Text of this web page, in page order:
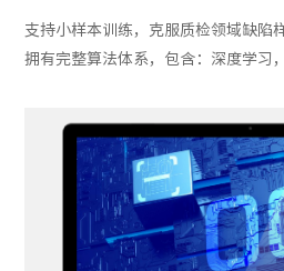
支持小样本训练，克服质检领域缺陷
拥有完整算法体系，包含：深度学习
及部署，尊重客户数据隐私。